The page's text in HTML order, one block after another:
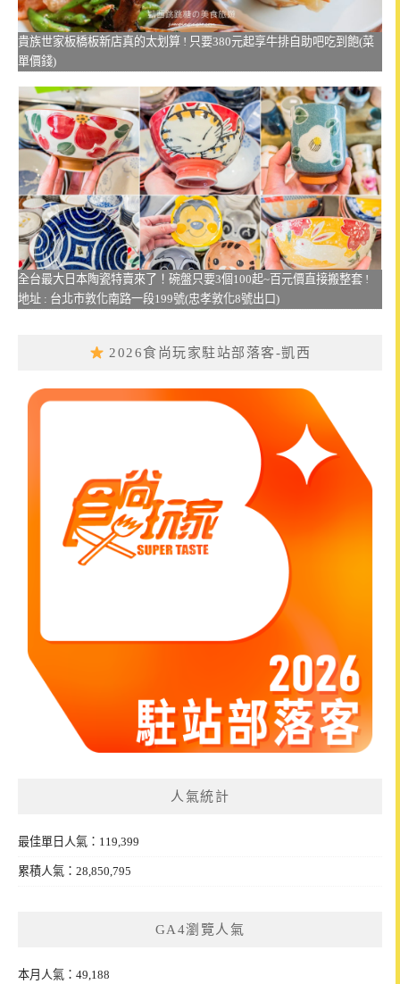
貴族世家板橋板新店真的太划算 ! 只要380元起享牛排自助吧吃到飽(菜
單價錢)
全台最大日本陶瓷特賣來了！碗盤只要3個100起~百元價直接搬整套 !
地址 : 台北市敦化南路一段199號(忠孝敦化8號出口)
2026食尚玩家駐站部落客-凱西
人氣統計
最佳單日人氣：119,399
累積人氣：28,850,795
GA4瀏覽人氣
本月人氣：49,188